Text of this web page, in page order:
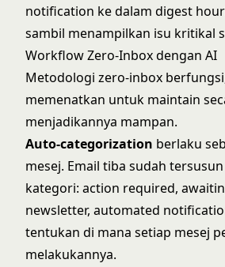
notification ke dalam digest
sambil menampilkan isu kritikal
Workflow Zero-Inbox dengan AI
Metodologi zero-inbox
memenatkan untuk maintain
menjadikannya mampan.
Auto-categorization berlaku
mesej. Email tiba sudah
kategori: action required,
newsletter, automated
tentukan di mana setiap mesej
melakukannya.